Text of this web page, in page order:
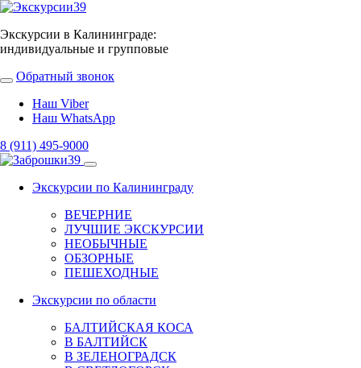
Экскурсии в Калининграде:
индивидуальные и групповые
Обратный звонок
Наш Viber
Наш WhatsApp
8 (911) 495-9000
Экскурсии по Калининграду
ВЕЧЕРНИЕ
ЛУЧШИЕ ЭКСКУРСИИ
НЕОБЫЧНЫЕ
ОБЗОРНЫЕ
ПЕШЕХОДНЫЕ
Экскурсии по области
БАЛТИЙСКАЯ КОСА
В БАЛТИЙСК
В ЗЕЛЕНОГРАДСК